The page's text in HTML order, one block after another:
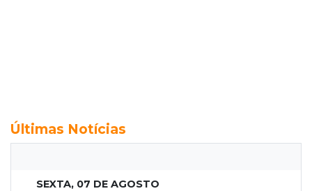
Últimas Notícias
SEXTA, 07 DE AGOSTO